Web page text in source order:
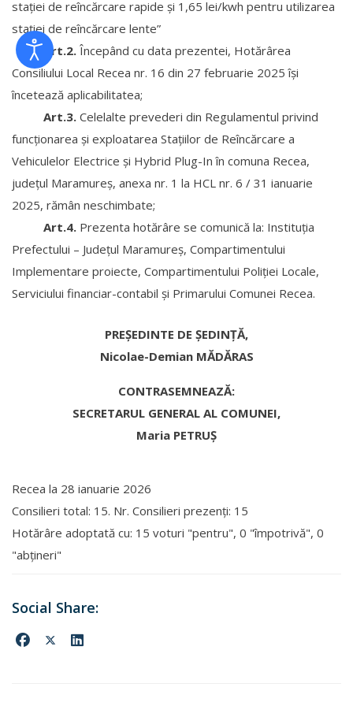
stației de reîncărcare rapide și 1,65 lei/kwh pentru utilizarea
stației de reîncărcare lente”
Art.2. Începând cu data prezentei, Hotărârea
Consiliului Local Recea nr. 16 din 27 februarie 2025 își
încetează aplicabilitatea;
Art.3. Celelalte prevederi din Regulamentul privind
funcționarea și exploatarea Stațiilor de Reîncărcare a
Vehiculelor Electrice și Hybrid Plug-In în comuna Recea,
județul Maramureș, anexa nr. 1 la HCL nr. 6 / 31 ianuarie
2025, rămân neschimbate;
Art.4. Prezenta hotărâre se comunică la: Instituția
Prefectului – Județul Maramureș, Compartimentului
Implementare proiecte, Compartimentului Poliției Locale,
Serviciului financiar-contabil și Primarului Comunei Recea.
PREȘEDINTE DE ȘEDINȚĂ,
Nicolae-Demian MĂDĂRAS
CONTRASEMNEAZĂ:
SECRETARUL GENERAL AL COMUNEI,
Maria PETRUŞ
Recea la 28 ianuarie 2026
Consilieri total: 15. Nr. Consilieri prezenți: 15
Hotărâre adoptată cu: 15 voturi "pentru", 0 "împotrivă", 0
"abţineri"